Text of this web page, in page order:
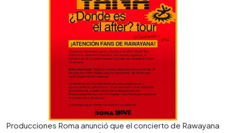
Producciones Roma anunció que el concierto de Rawayana